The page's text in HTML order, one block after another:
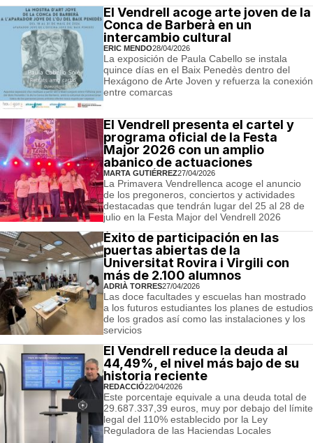
El Vendrell acoge arte joven de la
Conca de Barberà en un
intercambio cultural
ERIC MENDO28/04/2026
La exposición de Paula Cabello se instala
quince días en el Baix Penedès dentro del
Hexágono de Arte Joven y refuerza la conexión
entre comarcas
El Vendrell presenta el cartel y
programa oficial de la Festa
Major 2026 con un amplio
abanico de actuaciones
MARTA GUTIÉRREZ27/04/2026
La Primavera Vendrellenca acoge el anuncio
de los pregoneros, conciertos y actividades
destacadas que tendrán lugar del 25 al 28 de
julio en la Festa Major del Vendrell 2026
Éxito de participación en las
puertas abiertas de la
Universitat Rovira i Virgili con
más de 2.100 alumnos
ADRIÀ TORRES27/04/2026
Las doce facultades y escuelas han mostrado
a los futuros estudiantes los planes de estudios
de los grados así como las instalaciones y los
servicios
El Vendrell reduce la deuda al
44,49%, el nivel más bajo de su
historia reciente
REDACCIÓ22/04/2026
Este porcentaje equivale a una deuda total de
29.687.337,39 euros, muy por debajo del límite
legal del 110% establecido por la Ley
Reguladora de las Haciendas Locales